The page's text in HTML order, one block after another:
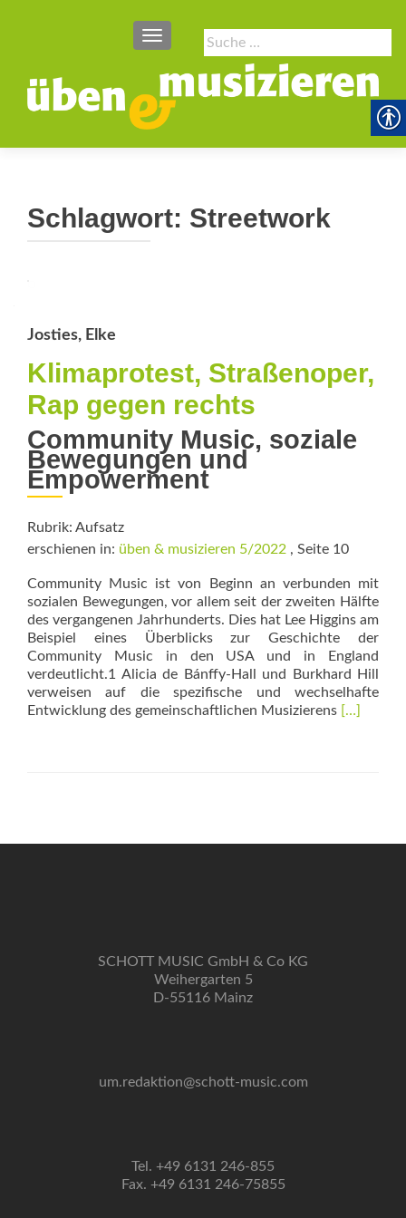
Suche
nach:
SCHALTE NAVIGATION
Schlagwort: Streetwork
Josties, Elke
Klimaprotest, Straßenoper,
Rap gegen rechts
Community Music, soziale
Bewegungen und
Empowerment
Rubrik: Aufsatz
erschienen in: üben & musizieren 5/2022 , Seite 10
Community Music ist von Beginn an verbunden mit
sozialen Bewegungen, vor allem seit der zweiten Hälfte
des vergangenen Jahrhunderts. Dies hat Lee Higgins am
Beispiel eines Überblicks zur Geschichte der
Community Music in den USA und in England
verdeutlicht.1 Alicia de Bánffy-Hall und Burkhard Hill
verweisen auf die spezifische und wechselhafte
Entwicklung des gemeinschaft­lichen Musizierens Read
[…]
SCHOTT MUSIC GmbH & Co KG
Weihergarten 5
D-55116 Mainz
um.redaktion@schott-music.com
Tel. +49 6131 246-855
Fax. +49 6131 246-75855